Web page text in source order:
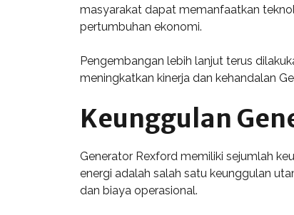
masyarakat dapat memanfaatkan
pertumbuhan ekonomi.
Pengembangan lebih lanjut terus
meningkatkan kinerja dan kehandalan
Keunggulan
Generator Rexford memiliki sejumlah
energi adalah salah satu keunggulan
dan biaya operasional.